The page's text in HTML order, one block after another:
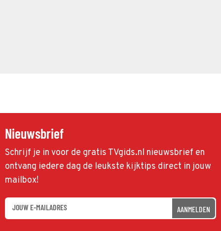
Nieuwsbrief
Schrijf je in voor de gratis TVgids.nl nieuwsbrief en
ontvang iedere dag de leukste kijktips direct in jouw
mailbox!
AANMELDEN